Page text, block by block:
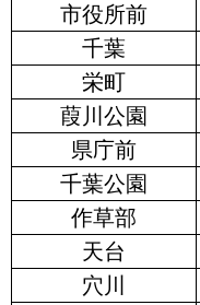
市役所前
千葉
栄町
葭川公園
県庁前
千葉公園
作草部
天台
穴川